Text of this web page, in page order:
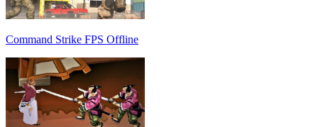
Command Strike FPS Offline